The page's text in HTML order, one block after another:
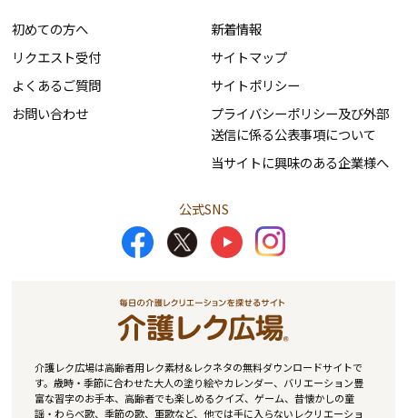
初めての方へ
リクエスト受付
よくあるご質問
お問い合わせ
新着情報
サイトマップ
サイトポリシー
プライバシーポリシー及び外部
送信に係る公表事項について
当サイトに興味のある企業様へ
公式SNS
介護レク広場は高齢者用レク素材&レクネタの無料ダウンロードサイトで
す。歳時・季節に合わせた大人の塗り絵やカレンダー、バリエーション豊
富な習字のお手本、高齢者でも楽しめるクイズ、ゲーム、昔懐かしの童
謡・わらべ歌、季節の歌、軍歌など、他では手に入らないレクリエーショ